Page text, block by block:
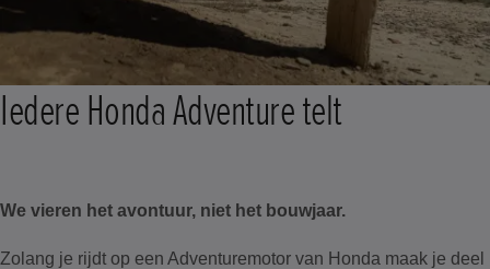
Iedere Honda Adventure telt
We vieren het avontuur, niet het bouwjaar.
Zolang je rijdt op een Adventuremotor van Honda maak je deel